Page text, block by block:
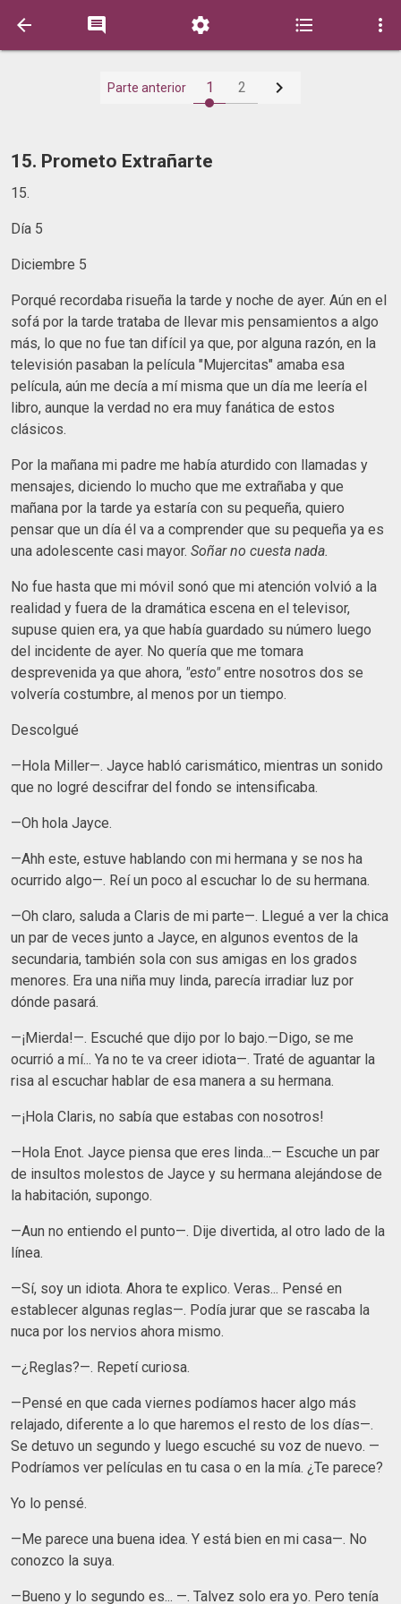
    
Parte anterior 1 2 
15. Prometo Extrañarte
15.
Día 5
Diciembre 5
Porqué recordaba risueña la tarde y noche de ayer. Aún en el
sofá por la tarde trataba de llevar mis pensamientos a algo
más, lo que no fue tan difícil ya que, por alguna razón, en la
televisión pasaban la película "Mujercitas" amaba esa
película, aún me decía a mí misma que un día me leería el
libro, aunque la verdad no era muy fanática de estos
clásicos.
Por la mañana mi padre me había aturdido con llamadas y
mensajes, diciendo lo mucho que me extrañaba y que
mañana por la tarde ya estaría con su pequeña, quiero
pensar que un día él va a comprender que su pequeña ya es
una adolescente casi mayor. Soñar no cuesta nada.
No fue hasta que mi móvil sonó que mi atención volvió a la
realidad y fuera de la dramática escena en el televisor,
supuse quien era, ya que había guardado su número luego
del incidente de ayer. No quería que me tomara
desprevenida ya que ahora, "esto"entre nosotros dos se
volvería costumbre, al menos por un tiempo.
Descolgué
—Hola Miller—. Jayce habló carismático, mientras un sonido
que no logré descifrar del fondo se intensificaba.
—Oh hola Jayce.
—Ahh este, estuve hablando con mi hermana y se nos ha
ocurrido algo—. Reí un poco al escuchar lo de su hermana.
—Oh claro, saluda a Claris de mi parte—. Llegué a ver la chica
un par de veces junto a Jayce, en algunos eventos de la
secundaria, también sola con sus amigas en los grados
menores. Era una niña muy linda, parecía irradiar luz por
dónde pasará.
—¡Mierda!—. Escuché que dijo por lo bajo.—Digo, se me
ocurrió a mí... Ya no te va creer idiota—. Traté de aguantar la
risa al escuchar hablar de esa manera a su hermana.
—¡Hola Claris, no sabía que estabas con nosotros!
—Hola Enot. Jayce piensa que eres linda...— Escuche un par
de insultos molestos de Jayce y su hermana alejándose de
la habitación, supongo.
—Aun no entiendo el punto—. Dije divertida, al otro lado de la
línea.
—Sí, soy un idiota. Ahora te explico. Veras... Pensé en
establecer algunas reglas—. Podía jurar que se rascaba la
nuca por los nervios ahora mismo.
—¿Reglas?—. Repetí curiosa.
—Pensé en que cada viernes podíamos hacer algo más
relajado, diferente a lo que haremos el resto de los días—.
Se detuvo un segundo y luego escuché su voz de nuevo. —
Podríamos ver películas en tu casa o en la mía. ¿Te parece?
Yo lo pensé.
—Me parece una buena idea. Y está bien en mi casa—. No
conozco la suya.
—Bueno y lo segundo es... —. Talvez solo era yo. Pero tenía